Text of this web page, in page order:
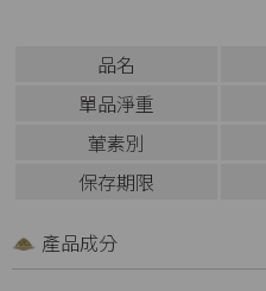
品名
單品淨重
葷素別
保存期限
產品成分